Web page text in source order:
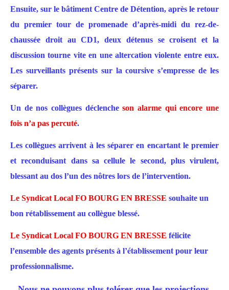
Ensuite, sur le bâtiment Centre de Détention, après le retour
du premier tour de promenade d’après-midi du rez-de-
chaussée droit au CD1, deux détenus se croisent et la
discussion tourne vite en une altercation violente entre eux.
Les surveillants présents sur la coursive s’empresse de les
séparer.
Un de nos collègues déclencheson alarme qui encore une
fois n’a pas percuté.
Les collègues arrivent à les séparer en encartant le premier
et reconduisant dans sa cellule le second, plus virulent,
blessant au dos l’un des nôtres lors de l’intervention.
Le Syndicat Local FO BOURG EN BRESSE souhaite un
bon rétablissement au collègue blessé.
Le Syndicat Local FO BOURG EN BRESSE félicite
l’ensemble des agents présents à l’établissement pour leur
professionnalisme.